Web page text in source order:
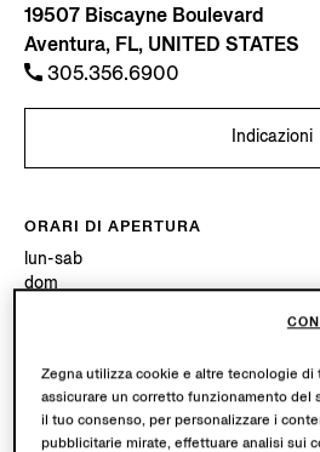
19507 Biscayne Boulevard
Aventura, FL, UNITED STATES
305.356.6900
Indicazioni
ORARI DI APERTURA
lun-sab
dom
SERVIZI DISPONIBILI
Spedizione in boutique non disponibile.
Zegna utilizza cookie e altre tecnologie di
assicurare un corretto funzionamento del
il tuo consenso, per personalizzare i
pubblicitarie mirate, effettuare analisi sui